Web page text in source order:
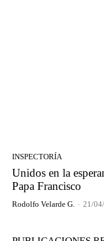
INSPECTORÍA
Unidos en la
Papa Francisco
Rodolfo Velarde G. - 21/